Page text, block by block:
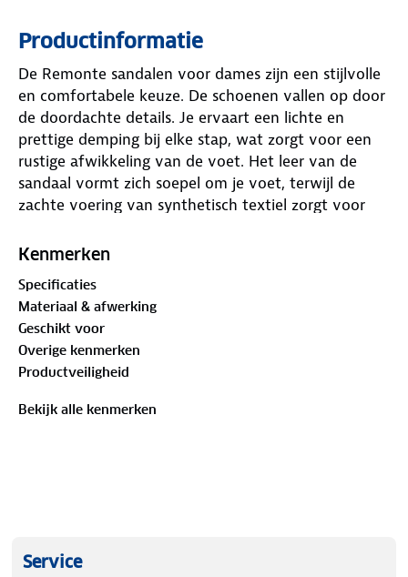
Productinformatie
De Remonte sandalen voor dames zijn een stijlvolle
en comfortabele keuze. De schoenen vallen op door
de doordachte details. Je ervaart een lichte en
prettige demping bij elke stap, wat zorgt voor een
rustige afwikkeling van de voet. Het leer van de
sandaal vormt zich soepel om je voet, terwijl de
zachte voering van synthetisch textiel zorgt voor
maakt het gemakkelijk om de sandaal perfect op
stabiel loopgevoel. Het voetbed is uitneembaar, wat
handig is als je liever je eigen inlegzolen draagt. Deze
sandalen zijn een fijne keuze voor een comfortabele
dag.
Kenmerken
Specificaties
Materiaal & afwerking
Geschikt voor
Overige kenmerken
Productveiligheid
Bekijk alle kenmerken
Service